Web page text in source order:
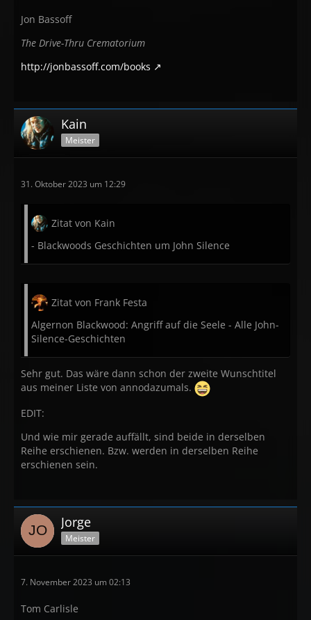
Jon Bassoff
The Drive-Thru Crematorium
http://jonbassoff.com/books
Kain
Meister
31. Oktober 2023 um 12:29
Zitat von Kain
- Blackwoods Geschichten um John Silence
Zitat von Frank Festa
Algernon Blackwood: Angriff auf die Seele - Alle John-
Silence-Geschichten
Sehr gut. Das wäre dann schon der zweite Wunschtitel
aus meiner Liste von annodazumals.
EDIT:
Und wie mir gerade auffällt, sind beide in derselben
Reihe erschienen. Bzw. werden in derselben Reihe
erschienen sein.
Jorge
Meister
7. November 2023 um 02:13
Tom Carlisle